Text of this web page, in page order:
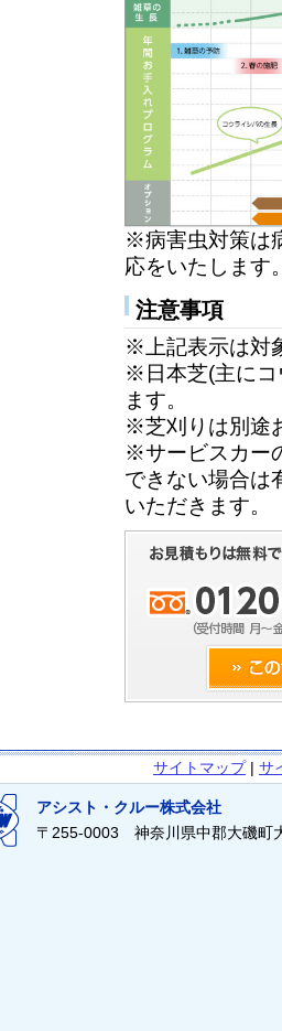
※病害虫対策は
応をいたします
注意事項
※上記表示は対
※日本芝(主にコ
ます。
※芝刈りは別途
※サービスカー
できない場合は
いただきます。
サイトマップ| サ
アシスト・クルー株式会社
〒255-0003 神奈川県中郡大磯